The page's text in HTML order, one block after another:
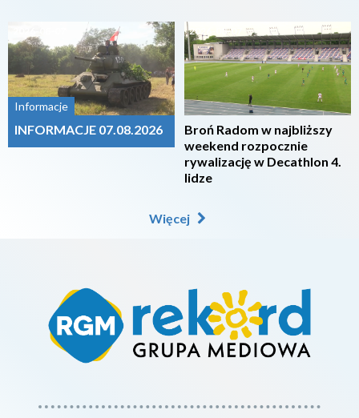
Informacje
INFORMACJE 07.08.2026
2026-08-07
Broń Radom w najbliższy
weekend rozpocznie
rywalizację w Decathlon 4.
lidze
Więcej